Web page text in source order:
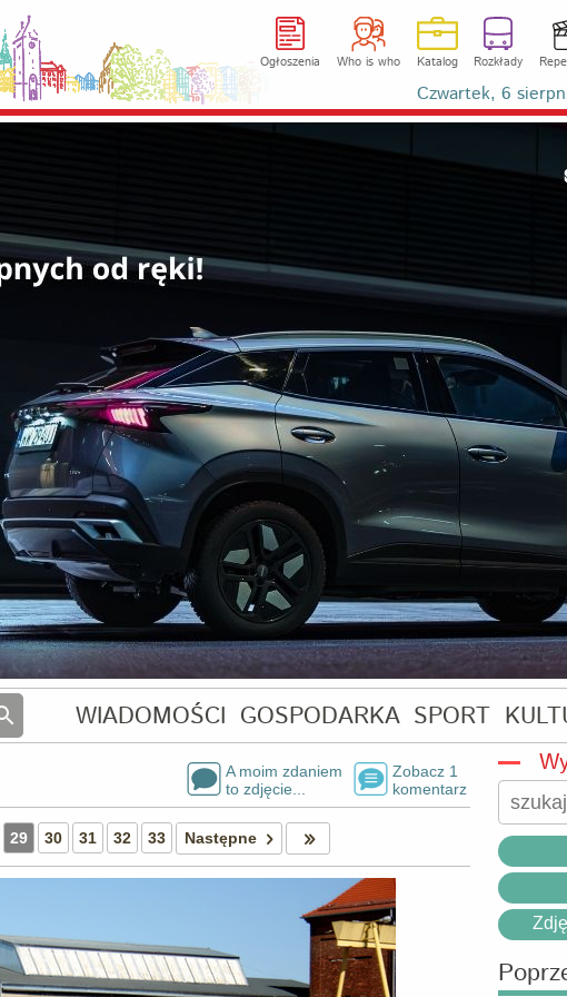
Ogłoszenia Who is who Katalog Rozkłady
Czwartek, 6
WIADOMOŚCI GOSPODARKA SPORT
A moim zdaniem
to zdjęcie...
Zobacz 1
komentarz
29 30 31 32 33 Następne